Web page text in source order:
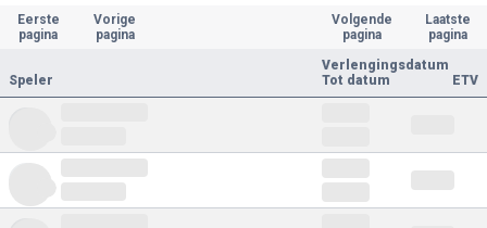
Eerste
pagina
Vorige
pagina
Volgende
pagina
Laatste
pagina
Speler
Verlengingsdatum
Tot datum
ETV